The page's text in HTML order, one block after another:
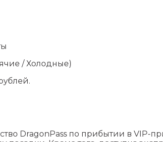
/ Холодные)
DragonPass по прибытии в VIP-